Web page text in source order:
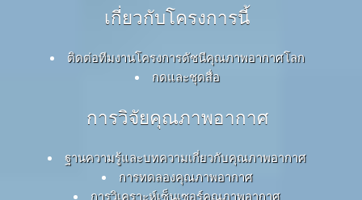
เกี่ยวกับโครงการนี้
ติดต่อทีมงานโครงการดัชนีคุณภาพอากาศโลก
กดและชุดสื่อ
การวิจัยคุณภาพอากาศ
ฐานความรู้และบทความเกี่ยวกับคุณภาพอากาศ
การทดลองคุณภาพอากาศ
การวิเคราะห์เซ็นเซอร์คุณภาพอากาศ